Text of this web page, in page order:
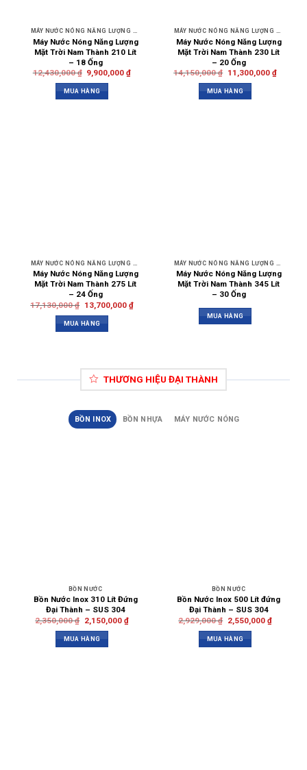
MÁY NƯỚC NÓNG NĂNG LƯỢNG MẶT TRỜI NAM THÀNH
Máy Nước Nóng Năng Lượng
Mặt Trời Nam Thành 210 Lít
– 18 Ống
12,430,000₫ 9,900,000₫
MUA HÀNG
MÁY NƯỚC NÓNG NĂNG LƯỢNG MẶT TRỜI NAM THÀNH
Máy Nước Nóng Năng Lượng
Mặt Trời Nam Thành 230 Lít
– 20 Ống
14,150,000₫ 11,300,000 ₫
MUA HÀNG
MÁY NƯỚC NÓNG NĂNG LƯỢNG MẶT TRỜI NAM THÀNH
Máy Nước Nóng Năng Lượng
Mặt Trời Nam Thành 275 Lít
– 24 Ống
17,130,000₫ 13,700,000 ₫
MUA HÀNG
MÁY NƯỚC NÓNG NĂNG LƯỢNG MẶT TRỜI NAM THÀNH
Máy Nước Nóng Năng Lượng
Mặt Trời Nam Thành 345 Lít
– 30 Ống
MUA HÀNG
THƯƠNG HIỆU ĐẠI THÀNH
BỒN INOX BỒN NHỰA MÁY NƯỚC NÓNG
BỒN NƯỚC
Bồn Nước Inox 310 Lít Đứng
Đại Thành – SUS 304
2,350,000₫ 2,150,000 ₫
MUA HÀNG
BỒN NƯỚC
Bồn Nước Inox 500 Lít đứng
Đại Thành – SUS 304
2,929,000₫ 2,550,000 ₫
MUA HÀNG